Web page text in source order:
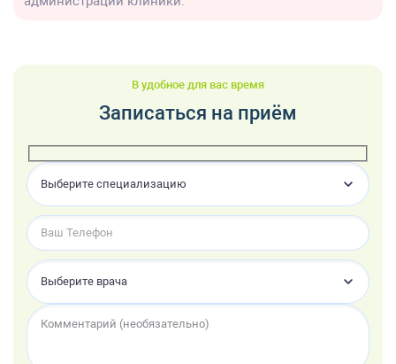
В удобное для вас время
Записаться на приём
Выберите специализацию
Выберите врача